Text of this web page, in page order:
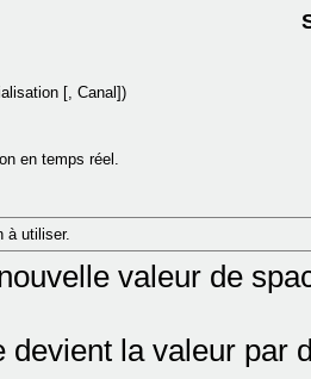
[, Canal])
en temps réel.
à utiliser.
valeur de
devient la valeur par